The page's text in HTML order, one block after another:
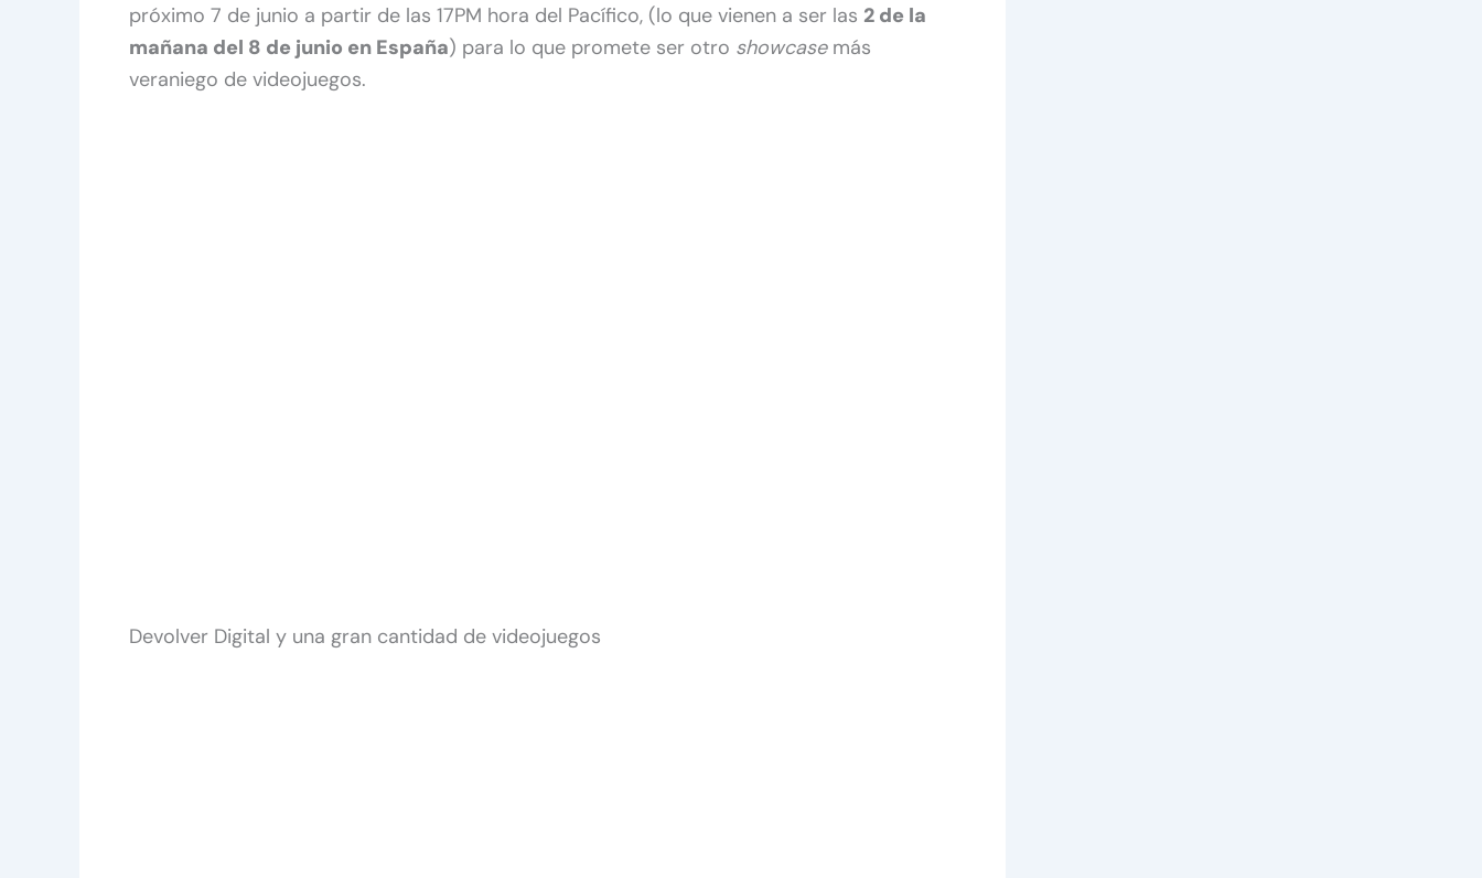
próximo 7 de junio a partir de las 17PM hora del Pacífico, (lo que vienen a ser las 2 de la
mañana del 8 de junio en España) para lo que promete ser otro showcasemás
veraniego de videojuegos.
Devolver Digital y una gran cantidad de videojuegos